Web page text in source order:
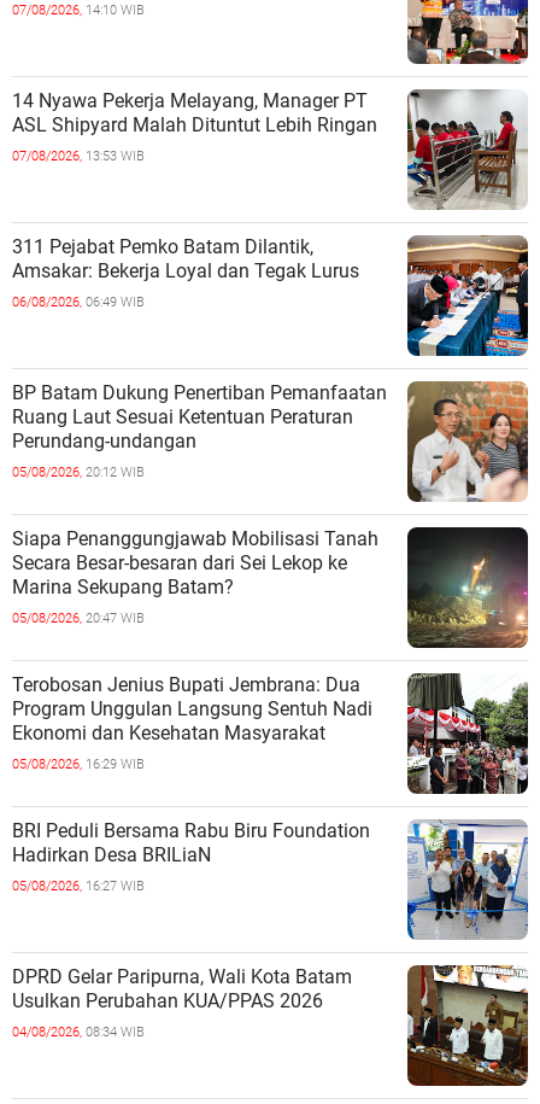
07/08/2026, 14:10 WIB
14 Nyawa Pekerja Melayang, Manager PT
ASL Shipyard Malah Dituntut Lebih Ringan
07/08/2026, 13:53 WIB
311 Pejabat Pemko Batam Dilantik,
Amsakar: Bekerja Loyal dan Tegak Lurus
06/08/2026, 06:49 WIB
BP Batam Dukung Penertiban Pemanfaatan
Ruang Laut Sesuai Ketentuan Peraturan
Perundang-undangan
05/08/2026, 20:12 WIB
Siapa Penanggungjawab Mobilisasi Tanah
Secara Besar-besaran dari Sei Lekop ke
Marina Sekupang Batam?
05/08/2026, 20:47 WIB
Terobosan Jenius Bupati Jembrana: Dua
Program Unggulan Langsung Sentuh Nadi
Ekonomi dan Kesehatan Masyarakat
05/08/2026, 16:29 WIB
BRI Peduli Bersama Rabu Biru Foundation
Hadirkan Desa BRILiaN
05/08/2026, 16:27 WIB
DPRD Gelar Paripurna, Wali Kota Batam
Usulkan Perubahan KUA/PPAS 2026
04/08/2026, 08:34 WIB